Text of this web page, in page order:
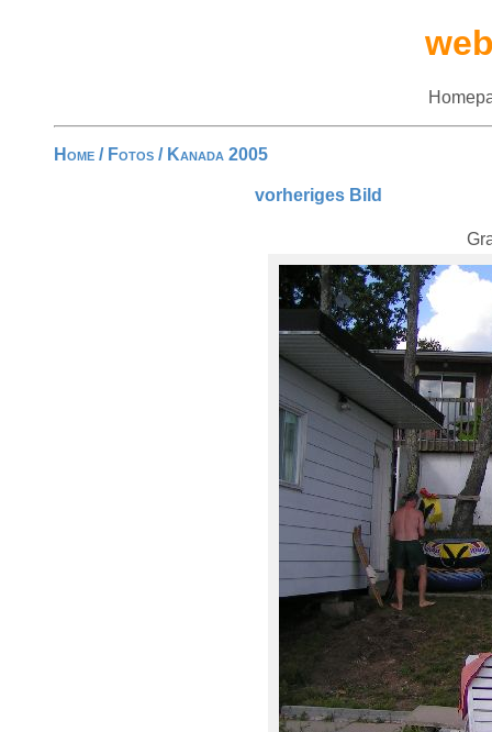
Home / Fotos / Kanada 2005
vorheriges Bild